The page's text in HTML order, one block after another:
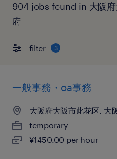
904 jobs found in 大阪府
府
filter 3
一般事務・oa事務
大阪府大阪市此花区, 大
temporary
¥1450.00 per hour